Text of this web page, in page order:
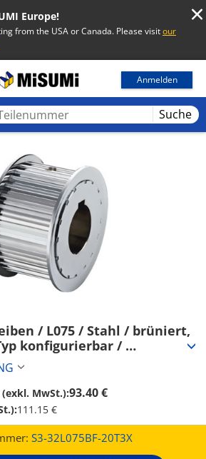
Europe!
from the USA or Canada. Please visitour
Anmelden
Suche
/ L075 / Stahl / brüniert,
konfigurierbar /
/ konfigurierbar (S3-
MwSt.):93.40 €
111.15 €
S3-32L075BF-20T3X